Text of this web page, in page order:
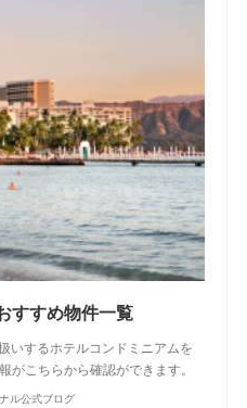
すすめ物件一覧
いするホテルコンドミニアムを
がこちらから確認ができます。
ル公式ブログ